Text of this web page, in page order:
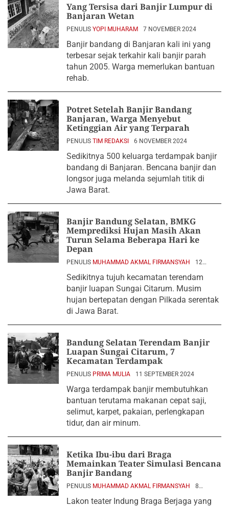
Yang Tersisa dari Banjir Lumpur di
Banjaran Wetan
PENULIS YOPI MUHARAM 7 NOVEMBER 2024
Banjir bandang di Banjaran kali ini yang
terbesar sejak terkahir kali banjir parah
tahun 2005. Warga memerlukan bantuan
rehab.
Potret Setelah Banjir Bandang
Banjaran, Warga Menyebut
Ketinggian Air yang Terparah
PENULIS TIM REDAKSI 6 NOVEMBER 2024
Sedikitnya 500 keluarga terdampak banjir
bandang di Banjaran. Bencana banjir dan
longsor juga melanda sejumlah titik di
Jawa Barat.
Banjir Bandung Selatan, BMKG
Memprediksi Hujan Masih Akan
Turun Selama Beberapa Hari ke
Depan
PENULIS MUHAMMAD AKMAL FIRMANSYAH
12
Sedikitnya tujuh kecamatan terendam
banjir luapan Sungai Citarum. Musim
hujan bertepatan dengan Pilkada serentak
di Jawa Barat.
Bandung Selatan Terendam Banjir
Luapan Sungai Citarum, 7
Kecamatan Terdampak
PENULIS PRIMA MULIA 11 SEPTEMBER 2024
Warga terdampak banjir membutuhkan
bantuan terutama makanan cepat saji,
selimut, karpet, pakaian, perlengkapan
tidur, dan air minum.
Ketika Ibu-ibu dari Braga
Memainkan Teater Simulasi Bencana
Banjir Bandang
PENULIS MUHAMMAD AKMAL FIRMANSYAH
8
Lakon teater Indung Braga Berjaga yang